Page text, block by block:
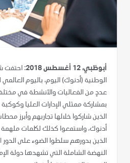
أبوظبي، 12 أغسطس 2018
: احتفت
الوطنية (أدنوك) اليوم، باليوم
عددٍ من الفعاليات والأنشطة في
بمشاركة ممثلي الإدارات العليا
الذين شاركوا خلالها تجاربهم وأبرز
أدنوك، واستمعوا كذلك لكلمات
الذين بدورهم سلطوا الضوء على
النهضة الشاملة التي تشهدها دولة